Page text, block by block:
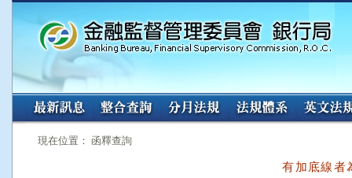
:::
現在位置： 函釋查詢
有加底線者